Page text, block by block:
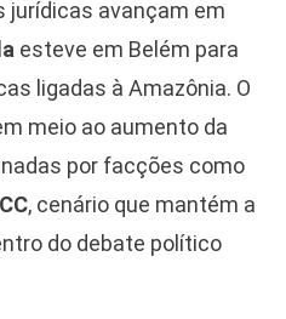
jurídicas avançam em
esteve em Belém para
ligadas à Amazônia. O
meio ao aumento da
por facções como
, cenário que mantém a
do debate político